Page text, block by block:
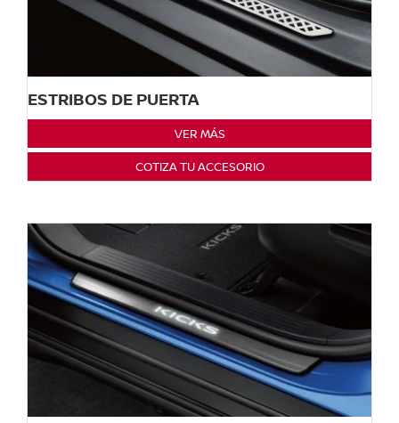
ESTRIBOS DE PUERTA
VER MÁS
COTIZA TU ACCESORIO